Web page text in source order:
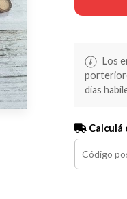
Los
dias
Calculá